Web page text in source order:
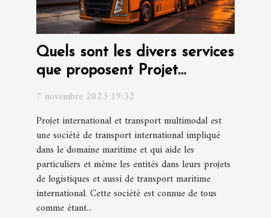
Quels sont les divers services
que proposent Projet
international et transport
7 novembre 2023 19:32
Projet international et transport multimodal est
une société de transport international impliqué
dans le domaine maritime et qui aide les
particuliers et même les entités dans leurs projets
de logistiques et aussi de transport maritime
international. Cette société est connue de tous
comme étant...